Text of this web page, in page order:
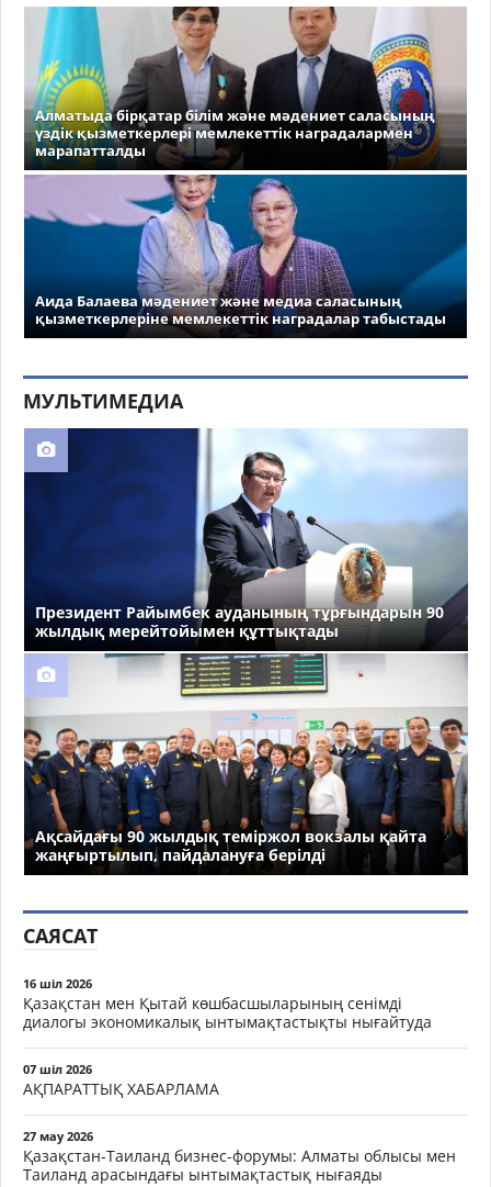
Алматыда бірқатар білім және мәдениет саласының
үздік қызметкерлері мемлекеттік наградалармен
марапатталды
Аида Балаева мәдениет және медиа саласының
қызметкерлеріне мемлекеттік наградалар табыстады
МУЛЬТИМЕДИА
Президент Райымбек ауданының тұрғындарын 90
жылдық мерейтойымен құттықтады
Ақсайдағы 90 жылдық теміржол вокзалы қайта
жаңғыртылып, пайдалануға берілді
САЯСАТ
16 шіл 2026
Қазақстан мен Қытай көшбасшыларының сенімді
диалогы экономикалық ынтымақтастықты нығайтуда
07 шіл 2026
АҚПАРАТТЫҚ ХАБАРЛАМА
27 мау 2026
Қазақстан-Таиланд бизнес-форумы: Алматы облысы мен
Таиланд арасындағы ынтымақтастық нығаяды